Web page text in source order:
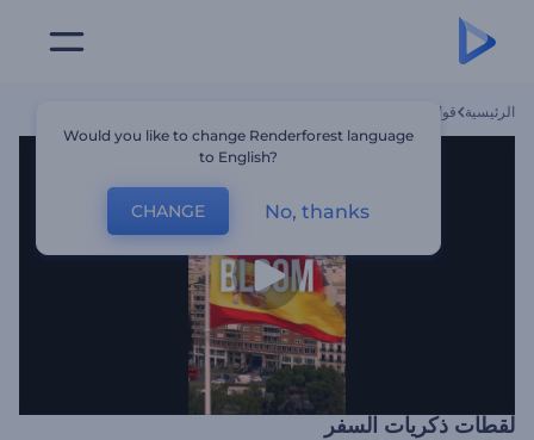
الرئيسية قوالب
لقطات ذكريات السفر
Would you like to change Renderforest language
to English?
CHANGE No, thanks